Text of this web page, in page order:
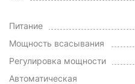
Питание
Мощность всасывания
Регулировка мощности
Автоматическая